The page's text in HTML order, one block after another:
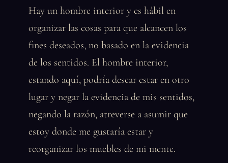
Hay un hombre interior y es hábil en
organizar las cosas para que alcancen los
fines deseados, no basado en la evidencia
de los sentidos. El hombre interior,
estando aquí, podría desear estar en otro
lugar y negar la evidencia de mis sentidos,
negando la razón, atreverse a asumir que
estoy donde me gustaría estar y
reorganizar los muebles de mi mente.